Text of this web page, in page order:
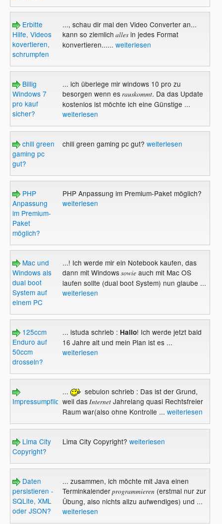
Erbitte
Hilfe, Videos
kovertieren,
schrumpfen
..., schau dir mal den Video Converter an...
kann so ziemlich allesin jedes Format
konvertieren...... weiterlesen
Billig
Windows 7
pro kauf
sicher?
... ich überlege mir windows 10 pro zu
besorgen wenn esrauskommt. Da das Update
kostenlos ist möchte ich eine Günstige ...
weiterlesen
chili green
gaming pc
gut?
chili green gaming pc gut? weiterlesen
PHP
Anpassung
im Premium-
Paket
möglich?
PHP Anpassung im Premium-Paket möglich?
weiterlesen
Mac und
Windows als
dual boot
System auf
einem PC
...! Ich werde mir ein Notebook kaufen, das
dann mit Windowssowieauch mit Mac OS
laufen sollte (dual boot System) nun glaube ...
weiterlesen
125ccm
Enduro auf
50ccm
drosseln?
... istuda schrieb : Hallo! Ich werde jetzt bald
16 Jahre alt und mein Plan ist es ...
weiterlesen
Impressumpflicht?
...
sebulon schrieb : Das ist der Grund,
weil dasInternetJahrelang quasi Rechtsfreier
Raum war(also ohne Kontrolle ... weiterlesen
Lima City
Copyright?
Lima City Copyright? weiterlesen
Daten
persistieren -
SQLite, XML
oder JSON?
... zusammen, ich möchte mit Java einen
Terminkalenderprogrammieren(erstmal nur zur
Übung, also nichts allzu aufwendiges) und ...
weiterlesen